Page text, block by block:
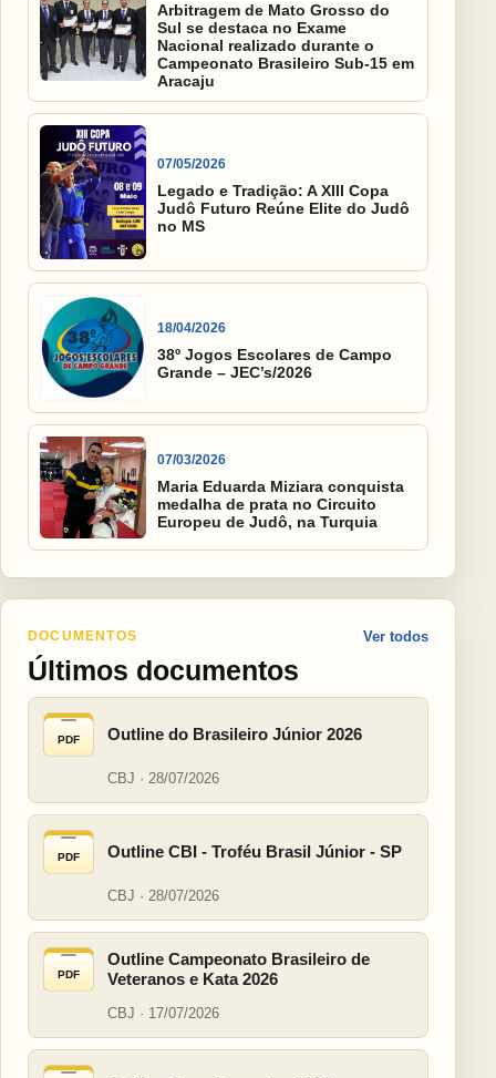
Arbitragem de Mato Grosso do
Sul se destaca no Exame
Nacional realizado durante o
Campeonato Brasileiro Sub-15 em
Aracaju
07/05/2026
Legado e Tradição: A XIII Copa
Judô Futuro Reúne Elite do Judô
no MS
18/04/2026
38º Jogos Escolares de Campo
Grande – JEC’s/2026
07/03/2026
Maria Eduarda Miziara conquista
medalha de prata no Circuito
Europeu de Judô, na Turquia
DOCUMENTOS
Últimos documentos
Ver todos
PDF Outline do Brasileiro Júnior 2026
CBJ · 28/07/2026
PDF Outline CBI - Troféu Brasil Júnior - SP
CBJ · 28/07/2026
PDF
Outline Campeonato Brasileiro de
Veteranos e Kata 2026
CBJ · 17/07/2026